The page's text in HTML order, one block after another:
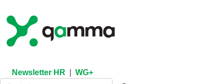
content
Newsletter HR WG+